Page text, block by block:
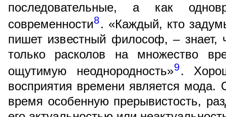
последовательные, а как
современности8. «Каждый, кто
пишет известный философ, – знает,
только расколов на множество
ощутимую неоднородность»9.
восприятия времени является мода.
время особенную прерывистость,